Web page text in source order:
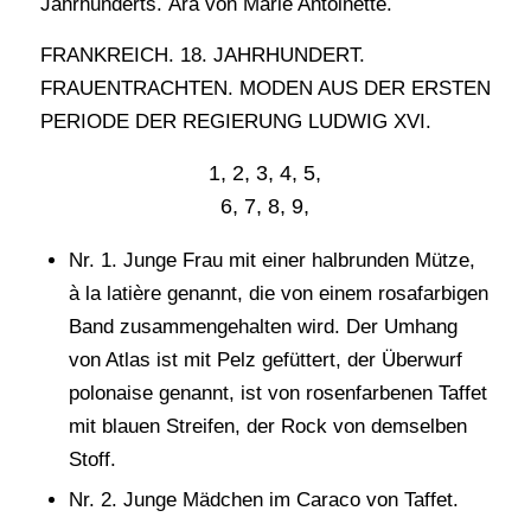
FRANKREICH. 18. JAHRHUNDERT.
FRAUENTRACHTEN. MODEN AUS DER ERSTEN
PERIODE DER REGIERUNG LUDWIG XVI.
1, 2, 3, 4, 5,
6, 7, 8, 9,
Nr. 1. Junge Frau mit einer halbrunden Mütze,
à la latière genannt, die von einem rosafarbigen
Band zusammengehalten wird. Der Umhang
von Atlas ist mit Pelz gefüttert, der Überwurf
polonaise genannt, ist von rosenfarbenen Taffet
mit blauen Streifen, der Rock von demselben
Stoff.
Nr. 2. Junge Mädchen im Caraco von Taffet.